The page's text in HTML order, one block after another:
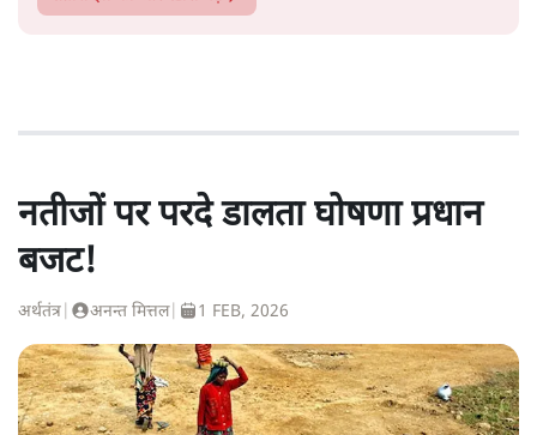
नतीजों पर परदे डालता घोषणा प्रधान
बजट!
अर्थतंत्र अनन्त मित्तल| 1 FEB, 2026